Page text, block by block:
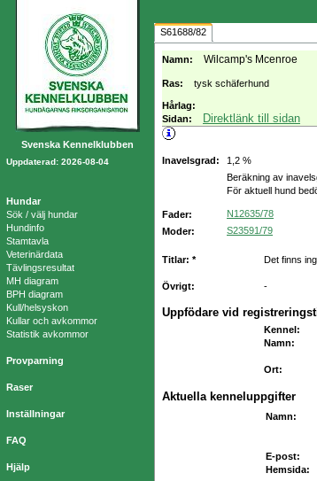
Svenska Kennelklubben
Uppdaterad: 2026-08-04
Hundar
Sök / välj hundar
Hundinfo
Stamtavla
Veterinärdata
Tävlingsresultat
MH diagram
BPH diagram
Kull/helsyskon
Kullar och avkommor
Statistik avkommor
Provparning
Raser
Inställningar
FAQ
Hjälp
S61688/82
Namn: Wilcamp's Mcenroe
Ras: tysk schäferhund
Hårlag:
Sidan:
Direktlänk till sidan
Inavelsgrad:
1,2 %
Beräkning av
För aktuell hund
Fader: N12635/78
Moder:
S23591/79
Titlar: * Det finns
Övrigt: -
Uppfödare vid
Kennel :
Namn:
Ort:
Aktuella kenneluppgifter
Namn:
E-post:
Hemsida: